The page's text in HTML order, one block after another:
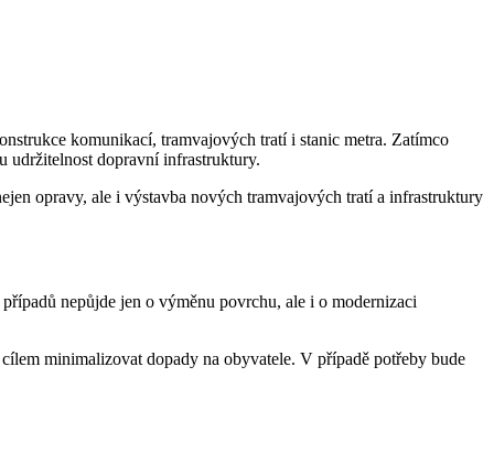
komunikací, tramvajových tratí i stanic metra. Zatímco
udržitelnost dopravní infrastruktury.
opravy, ale i výstavba nových tramvajových tratí a infrastruktury
nepůjde jen o výměnu povrchu, ale i o modernizaci
minimalizovat dopady na obyvatele. V případě potřeby bude